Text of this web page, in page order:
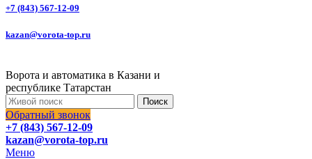
+7 (843) 567-12-09
kazan@vorota-top.ru
Ворота и автоматика в Казани и
республике Татарстан
Поиск
Обратный звонок
+7 (843) 567-12-09
kazan@vorota-top.ru
Меню